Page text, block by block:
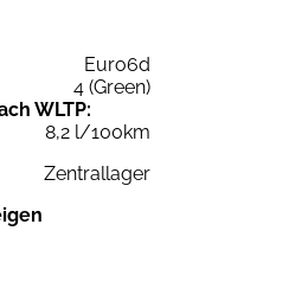
Euro6d
4 (Green)
WLTP:
8,2 l/100km
Zentrallager